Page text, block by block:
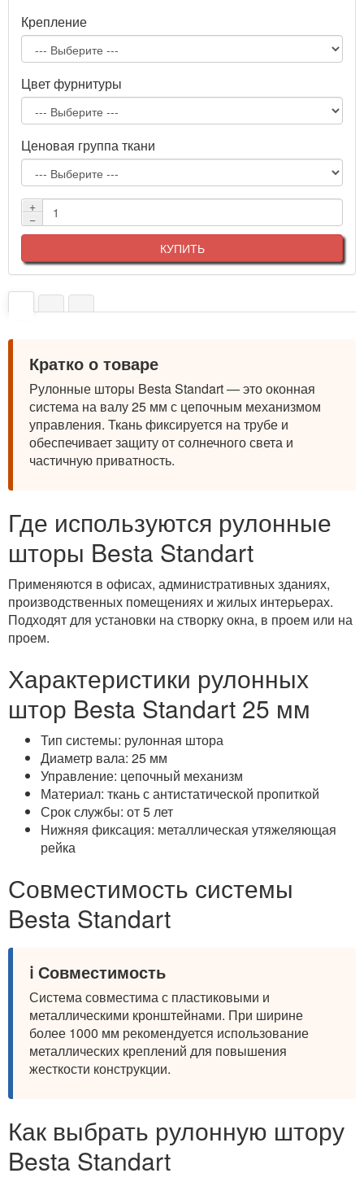
Крепление
Цвет фурнитуры
Ценовая группа ткани
+
−
КУПИТЬ
Кратко о товаре
Рулонные шторы Besta Standart — это оконная
система на валу 25 мм с цепочным механизмом
управления. Ткань фиксируется на трубе и
обеспечивает защиту от солнечного света и
частичную приватность.
Где используются рулонные
шторы Besta Standart
Применяются в офисах, административных зданиях,
производственных помещениях и жилых интерьерах.
Подходят для установки на створку окна, в проем или на
проем.
Характеристики рулонных
штор Besta Standart 25 мм
Тип системы: рулонная штора
Диаметр вала: 25 мм
Управление: цепочный механизм
Материал: ткань с антистатической пропиткой
Срок службы: от 5 лет
Нижняя фиксация: металлическая утяжеляющая
рейка
Совместимость системы
Besta Standart
ℹ️ Совместимость
Система совместима с пластиковыми и
металлическими кронштейнами. При ширине
более 1000 мм рекомендуется использование
металлических креплений для повышения
жесткости конструкции.
Как выбрать рулонную штору
Besta Standart